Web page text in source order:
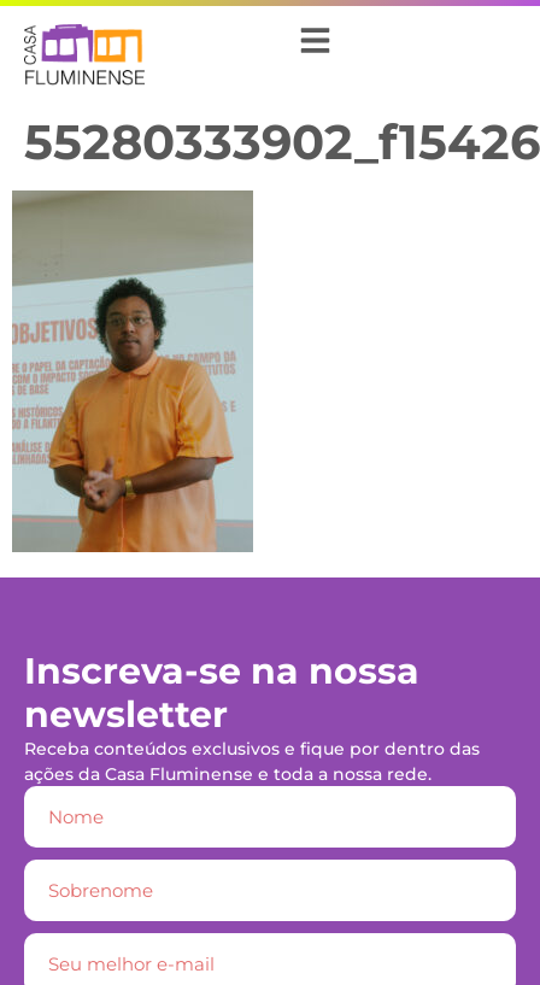
Inscreva-se na nossa
newsletter
Receba conteúdos exclusivos e fique por dentro das
ações da Casa Fluminense e toda a nossa rede.